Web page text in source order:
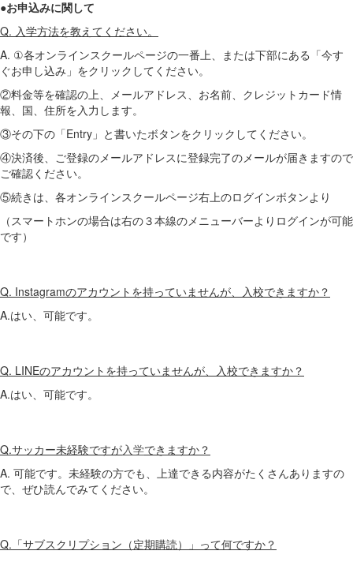
●お申込みに関して
Q. 入学方法を教えてください。
A. ①各オンラインスクールページの一番上、または下部にある「今す
ぐお申し込み」をクリックしてください。
②料金等を確認の上、メールアドレス、お名前、クレジットカード情
報、国、住所を入力します。
③その下の「Entry」と書いたボタンをクリックしてください。
④決済後、ご登録のメールアドレスに登録完了のメールが届きますので
ご確認ください。
⑤続きは、各オンラインスクールページ右上のログインボタンより
（スマートホンの場合は右の３本線のメニューバーよりログインが可能
です）
Q. Instagramのアカウントを持っていませんが、入校できますか？
A.はい、可能です。
Q. LINEのアカウントを持っていませんが、入校できますか？
A.はい、可能です。
Q.サッカー未経験ですが入学できますか？
A. 可能です。未経験の方でも、上達できる内容がたくさんありますの
で、ぜひ読んでみてください。
Q.「サブスクリプション（定期購読）」って何ですか？